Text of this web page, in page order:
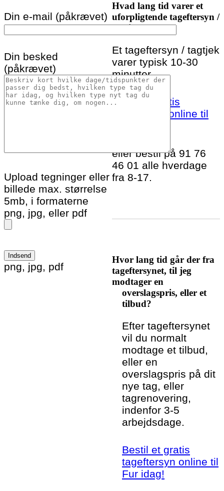
Din e-mail (påkrævet)
Din besked
(påkrævet)
Upload tegninger eller
billede max. størrelse
5mb, i formaterne
png, jpg, eller pdf
Please leave this field empty.
png, jpg, pdf
Hvad lang tid varer et
uforpligtende tageftersyn /
tagtjek?
Et tageftersyn / tagtjek
varer typisk 10-30
minutter.
Bestil et gratis
tageftersyn online til
eller bestil på 91 76
46 01 alle hverdage
fra 8-17.
Hvor lang tid går der fra
tageftersynet, til jeg
modtager en
overslagspris, eller et
tilbud?
Efter tageftersynet
vil du normalt
modtage et tilbud,
eller en
overslagspris på dit
nye tag, eller
tagrenovering,
indenfor 3-5
arbejdsdage.
Bestil et gratis
tageftersyn online til
Fur idag!